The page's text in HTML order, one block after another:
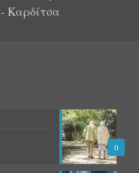
Καρδίτσα
0